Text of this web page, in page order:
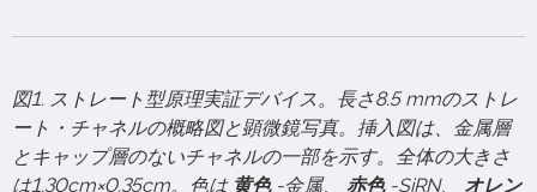
図1. ストレート型原理実証デバイス。長さ8.5 mmのストレ
ート・チャネルの概略図と顕微鏡写真。挿入図は、金属層
とキャップ層のないチャネルの一部を示す。全体の大きさ
は1.30cm×0.35cm。色は 黄色-金属、 赤色-SiRN、 オレン